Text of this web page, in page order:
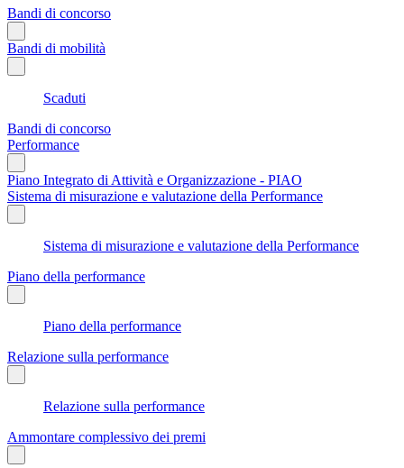
Bandi di concorso
Bandi di mobilità
Scaduti
Bandi di concorso
Performance
Piano Integrato di Attività e Organizzazione - PIAO
Sistema di misurazione e valutazione della Performance
Sistema di misurazione e valutazione della Performance
Piano della performance
Piano della performance
Relazione sulla performance
Relazione sulla performance
Ammontare complessivo dei premi